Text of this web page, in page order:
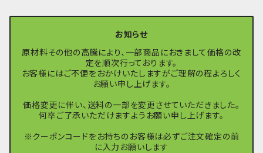
お知らせ
原材料その他の高騰により、一部商品におきまして価格の改
定を順次行っております。
お客様にはご不便をおかけいたしますがご理解の程よろしく
お願い申し上げます。
価格変更に伴い、送料の一部を変更させていただきました。
何卒ご了承いただけますようお願い申し上げます。
※クーポンコードをお持ちのお客様は必ずご注文確定の前
に入力お願いします